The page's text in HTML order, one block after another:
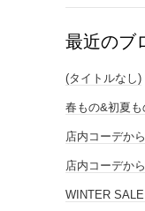
最近のブ
(タイトルなし)
春もの&初夏
店内コーデから
店内コーデから
WINTER